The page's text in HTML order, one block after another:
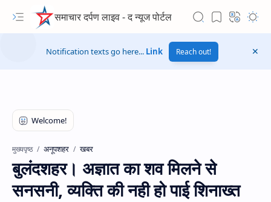
समाचार दर्पण लाइव - द न्यूज पोर्टल
Notification texts go here... Link Reach out!
मुख्यपृष्ठ अनूपशहर खबर
बुलंदशहर। अज्ञात का शव मिलने से
सनसनी, व्यक्ति की नही हो पाई शिनाख्त